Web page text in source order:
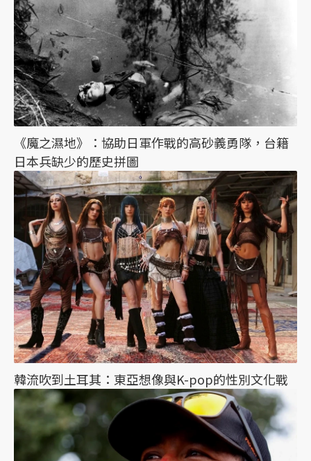
《魔之濕地》：協助日軍作戰的高砂義勇隊，台籍
日本兵缺少的歷史拼圖
韓流吹到土耳其：東亞想像與K-pop的性別文化戰